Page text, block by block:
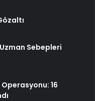
Sebepleri
Operasyonu: 16